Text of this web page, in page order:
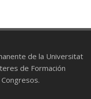
de la Universitat
de Formación